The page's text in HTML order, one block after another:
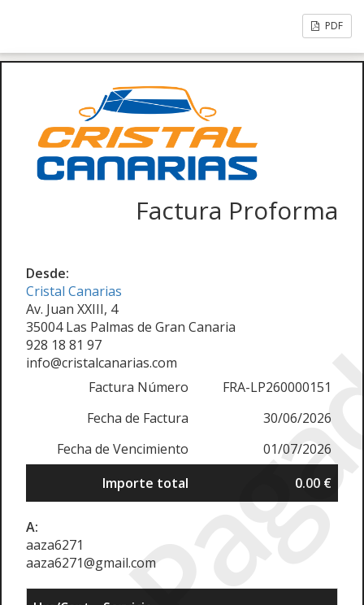
PDF
Factura Proforma
Desde:
Cristal Canarias
Av. Juan XXIII, 4
35004 Las Palmas de Gran Canaria
928 18 81 97
info@cristalcanarias.com
Factura Número
FRA-LP260000151
Fecha de Factura
30/06/2026
Fecha de Vencimiento
01/07/2026
Importe total
0.00 €
A:
aaza6271
aaza6271@gmail.com